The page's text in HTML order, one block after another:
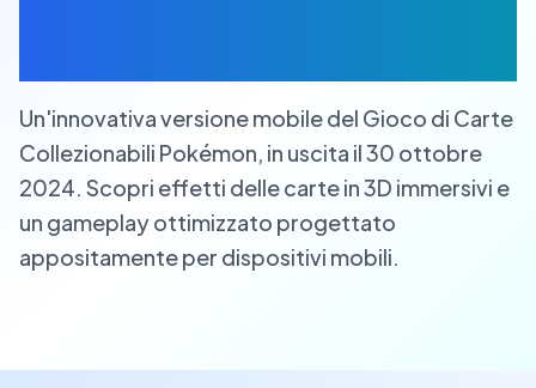
Un'innovativa versione mobile del Gioco di Carte
Collezionabili Pokémon, in uscita il 30 ottobre
2024. Scopri effetti delle carte in 3D immersivi e
un gameplay ottimizzato progettato
appositamente per dispositivi mobili.